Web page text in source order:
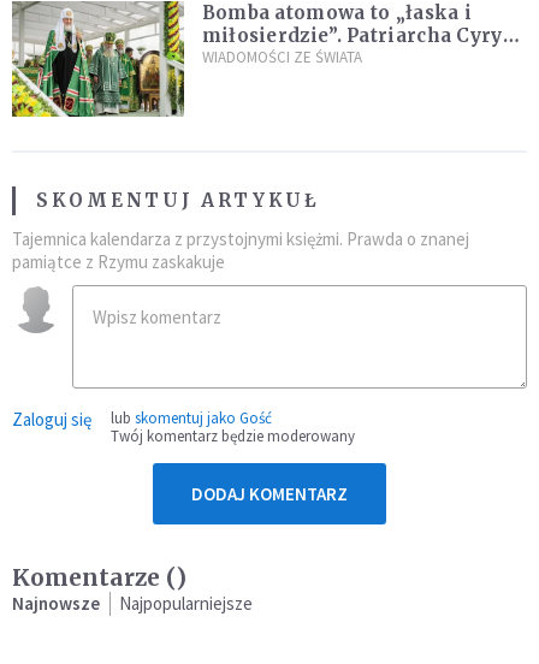
Bomba atomowa to „łaska i
miłosierdzie”. Patriarcha Cyryl
wychwala Putina
WIADOMOŚCI ZE ŚWIATA
SKOMENTUJ ARTYKUŁ
Tajemnica kalendarza z przystojnymi księżmi. Prawda o znanej
pamiątce z Rzymu zaskakuje
Zaloguj się lub skomentuj jako Gość
Twój komentarz będzie moderowany
DODAJ KOMENTARZ
Komentarze ()
Najnowsze Najpopularniejsze